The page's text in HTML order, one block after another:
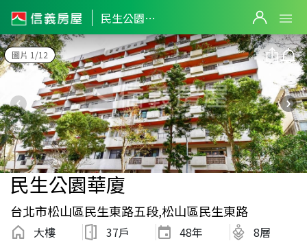
民生公園華廈
圖片 1/12
民生公園華廈
台北市松山區民生東路五段,松山區民生東路
大樓 37戶 48年 8層